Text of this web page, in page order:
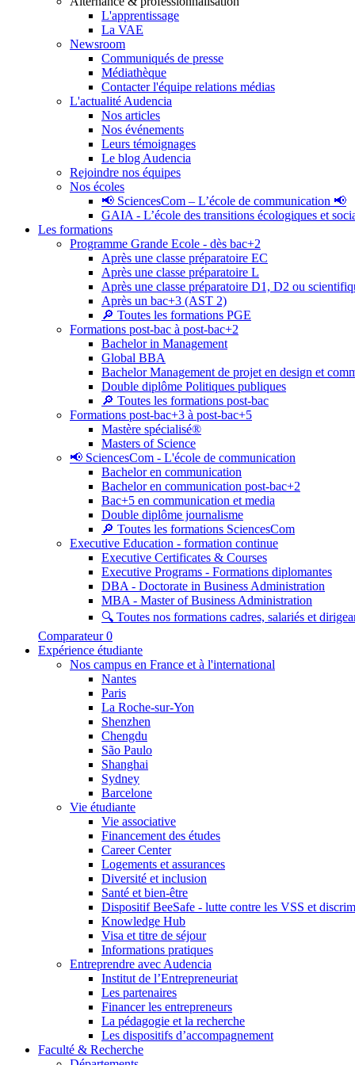
L'apprentissage
La VAE
Newsroom
Communiqués de presse
Médiathèque
Contacter l'équipe relations médias
L'actualité Audencia
Nos articles
Nos événements
Leurs témoignages
Le blog Audencia
Rejoindre nos équipes
Nos écoles
📢 SciencesCom – L’école de communication 📢
GAIA - L’école des transitions écologiques et
Les formations
Programme Grande Ecole - dès bac+2
Après une classe préparatoire EC
Après une classe préparatoire L
Après une classe préparatoire D1, D2 ou
Après un bac+3 (AST 2)
🔎 Toutes les formations PGE
Formations post-bac à post-bac+2
Bachelor in Management
Global BBA
Bachelor Management de projet en design et
Double diplôme Politiques publiques
🔎 Toutes les formations post-bac
Formations post-bac+3 à post-bac+5
Mastère spécialisé®
Masters of Science
📢 SciencesCom - L'école de communication
Bachelor en communication
Bachelor en communication post-bac+2
Bac+5 en communication et media
Double diplôme journalisme
🔎 Toutes les formations SciencesCom
Executive Education - formation continue
Executive Certificates & Courses
Executive Programs - Formations diplomantes
DBA - Doctorate in Business Administration
MBA - Master of Business Administration
🔍 Toutes nos formations cadres, salariés et
Comparateur 0
Expérience étudiante
Nos campus en France et à l'international
Nantes
Paris
La Roche-sur-Yon
Shenzhen
Chengdu
São Paulo
Shanghai
Sydney
Barcelone
Vie étudiante
Vie associative
Financement des études
Career Center
Logements et assurances
Diversité et inclusion
Santé et bien-être
Dispositif BeeSafe - lutte contre les VSS et
Knowledge Hub
Visa et titre de séjour
Informations pratiques
Entreprendre avec Audencia
Institut de l’Entrepreneuriat
Les partenaires
Financer les entrepreneurs
La pédagogie et la recherche
Les dispositifs d’accompagnement
Faculté & Recherche